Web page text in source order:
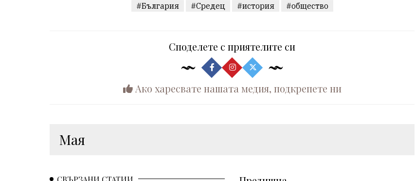
#България #Средец #история #общество
Споделете с приятелите си
Ако харесвате нашата медия, подкрепете ни
Мая